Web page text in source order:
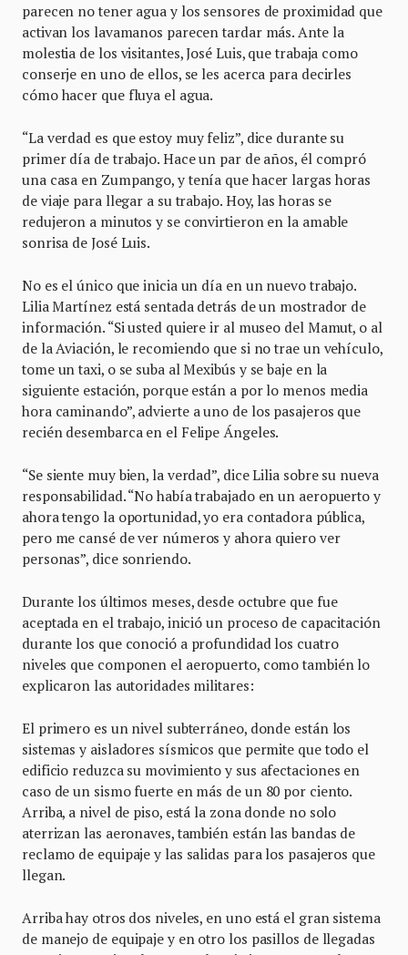
parecen no tener agua y los sensores de proximidad que
activan los lavamanos parecen tardar más. Ante la
molestia de los visitantes, José Luis, que trabaja como
conserje en uno de ellos, se les acerca para decirles
cómo hacer que fluya el agua.
“La verdad es que estoy muy feliz”, dice durante su
primer día de trabajo. Hace un par de años, él compró
una casa en Zumpango, y tenía que hacer largas horas
de viaje para llegar a su trabajo. Hoy, las horas se
redujeron a minutos y se convirtieron en la amable
sonrisa de José Luis.
No es el único que inicia un día en un nuevo trabajo.
Lilia Martínez está sentada detrás de un mostrador de
información. “Si usted quiere ir al museo del Mamut, o al
de la Aviación, le recomiendo que si no trae un vehículo,
tome un taxi, o se suba al Mexibús y se baje en la
siguiente estación, porque están a por lo menos media
hora caminando”, advierte a uno de los pasajeros que
recién desembarca en el Felipe Ángeles.
“Se siente muy bien, la verdad”, dice Lilia sobre su nueva
responsabilidad. “No había trabajado en un aeropuerto y
ahora tengo la oportunidad, yo era contadora pública,
pero me cansé de ver números y ahora quiero ver
personas”, dice sonriendo.
Durante los últimos meses, desde octubre que fue
aceptada en el trabajo, inició un proceso de capacitación
durante los que conoció a profundidad los cuatro
niveles que componen el aeropuerto, como también lo
explicaron las autoridades militares:
El primero es un nivel subterráneo, donde están los
sistemas y aisladores sísmicos que permite que todo el
edificio reduzca su movimiento y sus afectaciones en
caso de un sismo fuerte en más de un 80 por ciento.
Arriba, a nivel de piso, está la zona donde no solo
aterrizan las aeronaves, también están las bandas de
reclamo de equipaje y las salidas para los pasajeros que
llegan.
Arriba hay otros dos niveles, en uno está el gran sistema
de manejo de equipaje y en otro los pasillos de llegadas